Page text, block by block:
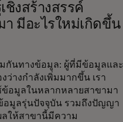
งสร้างสรรค์
มีอะไรใหม่เกิดขึ้น
กันทางข้อมูล: ผู้ที่มีข้อมูลและ
ว่างกำลังเพิ่มมากขึ้น เรา
ข้อมูลในหลากหลายสาขามา
อมูลรุ่นปัจจุบัน รวมถึงปัญญา
ลให้สาขานี้มีความ